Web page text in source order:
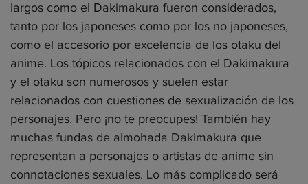
largos como el Dakimakura fueron considerados,
tanto por los japoneses como por los no japoneses,
como el accesorio por excelencia de los otaku del
anime. Los tópicos relacionados con el Dakimakura
y el otaku son numerosos y suelen estar
relacionados con cuestiones de sexualización de los
personajes. Pero ¡no te preocupes! También hay
muchas fundas de almohada Dakimakura que
representan a personajes o artistas de anime sin
connotaciones sexuales. Lo más complicado será